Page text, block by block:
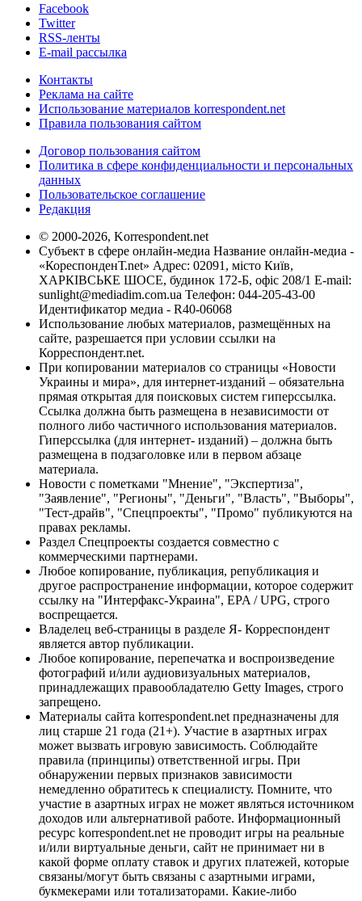
Facebook
Twitter
RSS-ленты
E-mail рассылка
Контакты
Реклама на сайте
Использование материалов korrespondent.net
Правила пользования сайтом
Договор пользования сайтом
Политика в сфере конфиденциальности и персональных
данных
Пользовательское соглашение
Редакция
© 2000-2026, Korrespondent.net
Субъект в сфере онлайн-медиа Название онлайн-медиа -
«КореспонденТ.net» Адрес: 02091, місто Київ,
ХАРКІВСЬКЕ ШОСЕ, будинок 172-Б, офіс 208/1 E-mail:
sunlight@mediadim.com.ua Телефон: 044-205-43-00
Идентификатор медиа - R40-06068
Использование любых материалов, размещённых на
сайте, разрешается при условии ссылки на
Корреспондент.net.
При копировании материалов со страницы «Новости
Украины и мира», для интернет-изданий – обязательна
прямая открытая для поисковых систем гиперссылка.
Ссылка должна быть размещена в независимости от
полного либо частичного использования материалов.
Гиперссылка (для интернет- изданий) – должна быть
размещена в подзаголовке или в первом абзаце
материала.
Новости с пометками "Мнение", "Экспертиза",
"Заявление", "Регионы", "Деньги", "Власть", "Выборы",
"Тест-драйв", "Спецпроекты", "Промо" публикуются на
правах рекламы.
Раздел Спецпроекты создается совместно с
коммерческими партнерами.
Любое копирование, публикация, републикация и
другое распространение информации, которое содержит
ссылку на "Интерфакс-Украина", EPA / UPG, строго
воспрещается.
Владелец веб-страницы в разделе Я- Корреспондент
является автор публикации.
Любое копирование, перепечатка и воспроизведение
фотографий и/или аудиовизуальных материалов,
принадлежащих правообладателю Getty Images, строго
запрещено.
Материалы сайта korrespondent.net предназначены для
лиц старше 21 года (21+). Участие в азартных играх
может вызвать игровую зависимость. Соблюдайте
правила (принципы) ответственной игры. При
обнаружении первых признаков зависимости
немедленно обратитесь к специалисту. Помните, что
участие в азартных играх не может являться источником
доходов или альтернативой работе. Информационный
ресурс korrespondent.net не проводит игры на реальные
и/или виртуальные деньги, сайт не принимает ни в
какой форме оплату ставок и других платежей, которые
связаны/могут быть связаны с азартными играми,
букмекерами или тотализаторами. Какие-либо